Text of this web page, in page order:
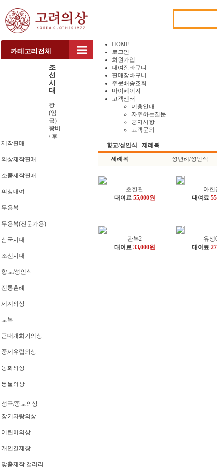
카테고리전체
용
부채
춤
화관
꼭두
사물
탈춤
춤
북
춤
춤
입춤
아리
한량
살풀
태평
무용
복
(전
용)
전통
창작
시
대
관복
조
선
시
대
왕
(임
금)
왕비
/ 후
HOME
로그인
회원가입
대여장바구니
판매장바구니
주문배송조회
마이페이지
고객센터
이용안내
자주하는질문
공지사항
고객문의
제작판매
의상제작판매
소품제작판매
의상대여
무용복
무용복(전문가용)
삼국시대
조선시대
향교/성인식
전통혼례
세계의상
교복
근대개화기의상
중세유럽의상
동화의상
동물의상
성극/종교의상
장기자랑의상
어린이의상
개인결제창
맞춤제작 갤러리
향교/성인식 - 제례복
제례복
성년례/성인식
초헌관
대여료 55,000원
아헌
대여료
관복2
대여료 33,000원
유생
대여료